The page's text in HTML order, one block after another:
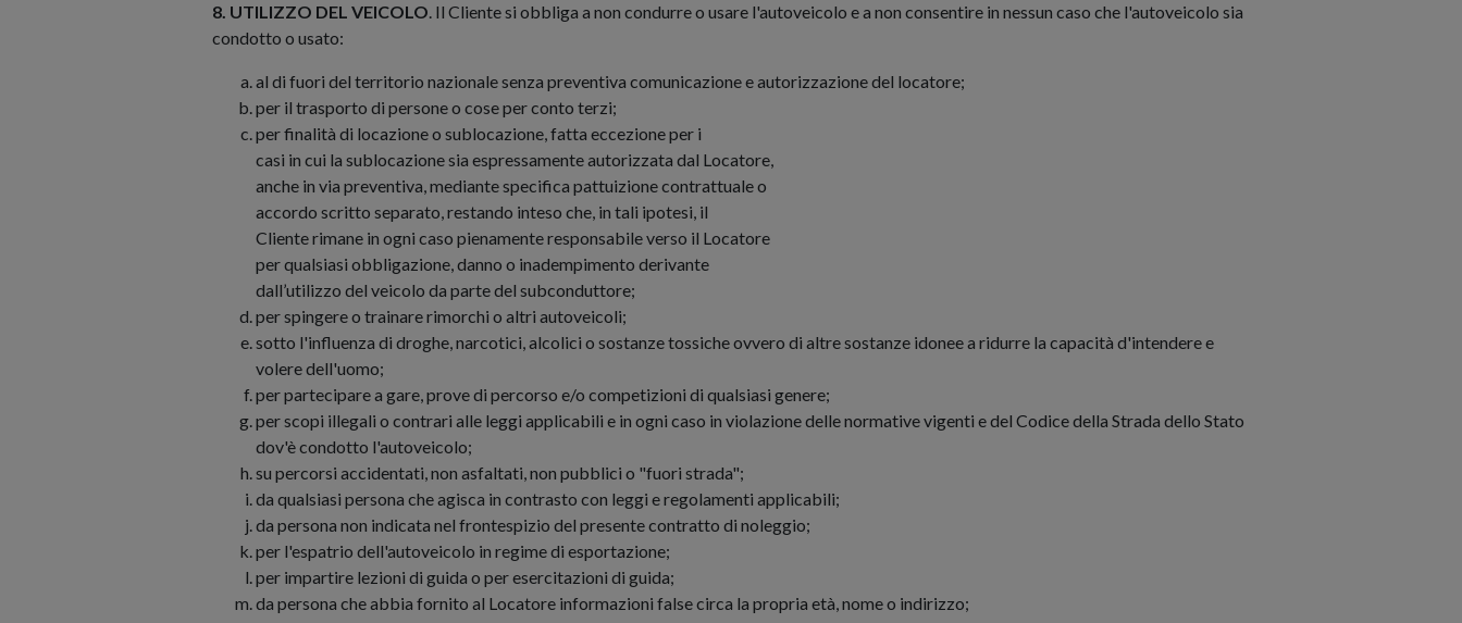
8. UTILIZZO DEL VEICOLO. Il Cliente si obbliga a non condurre o usare l'autoveicolo e a non consentire in nessun caso che l'autoveicolo sia
condotto o usato:
al di fuori del territorio nazionale senza preventiva comunicazione e autorizzazione del locatore;
per il trasporto di persone o cose per conto terzi;
per finalità di locazione o sublocazione, fatta eccezione per i
casi in cui la sublocazione sia espressamente autorizzata dal Locatore,
anche in via preventiva, mediante specifica pattuizione contrattuale o
accordo scritto separato, restando inteso che, in tali ipotesi, il
Cliente rimane in ogni caso pienamente responsabile verso il Locatore
per qualsiasi obbligazione, danno o inadempimento derivante
dall’utilizzo del veicolo da parte del subconduttore;
per spingere o trainare rimorchi o altri autoveicoli;
sotto l'influenza di droghe, narcotici, alcolici o sostanze tossiche ovvero di altre sostanze idonee a ridurre la capacità d'intendere e
volere dell'uomo;
per partecipare a gare, prove di percorso e/o competizioni di qualsiasi genere;
per scopi illegali o contrari alle leggi applicabili e in ogni caso in violazione delle normative vigenti e del Codice della Strada dello Stato
dov'è condotto l'autoveicolo;
su percorsi accidentati, non asfaltati, non pubblici o "fuori strada";
da qualsiasi persona che agisca in contrasto con leggi e regolamenti applicabili;
da persona non indicata nel frontespizio del presente contratto di noleggio;
per l'espatrio dell'autoveicolo in regime di esportazione;
per impartire lezioni di guida o per esercitazioni di guida;
da persona che abbia fornito al Locatore informazioni false circa la propria età, nome o indirizzo;